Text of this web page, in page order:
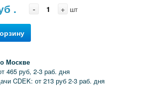
. - + шт
Москве
465 руб, 2-3 раб. дня
CDEK: от 213 руб 2-3 раб. дня